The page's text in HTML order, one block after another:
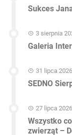
Sukces
3 sierpnia
Galeria
31 lipca 2026
SEDNO
27 lipca 2026
Wszystko
zwierząt –